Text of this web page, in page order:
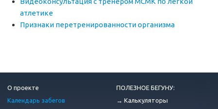
атлетике
Признаки перетренированности организма
О проекте
Календарь забегов
ПОЛЕЗНОЕ БЕГУНУ:
→ Калькуляторы